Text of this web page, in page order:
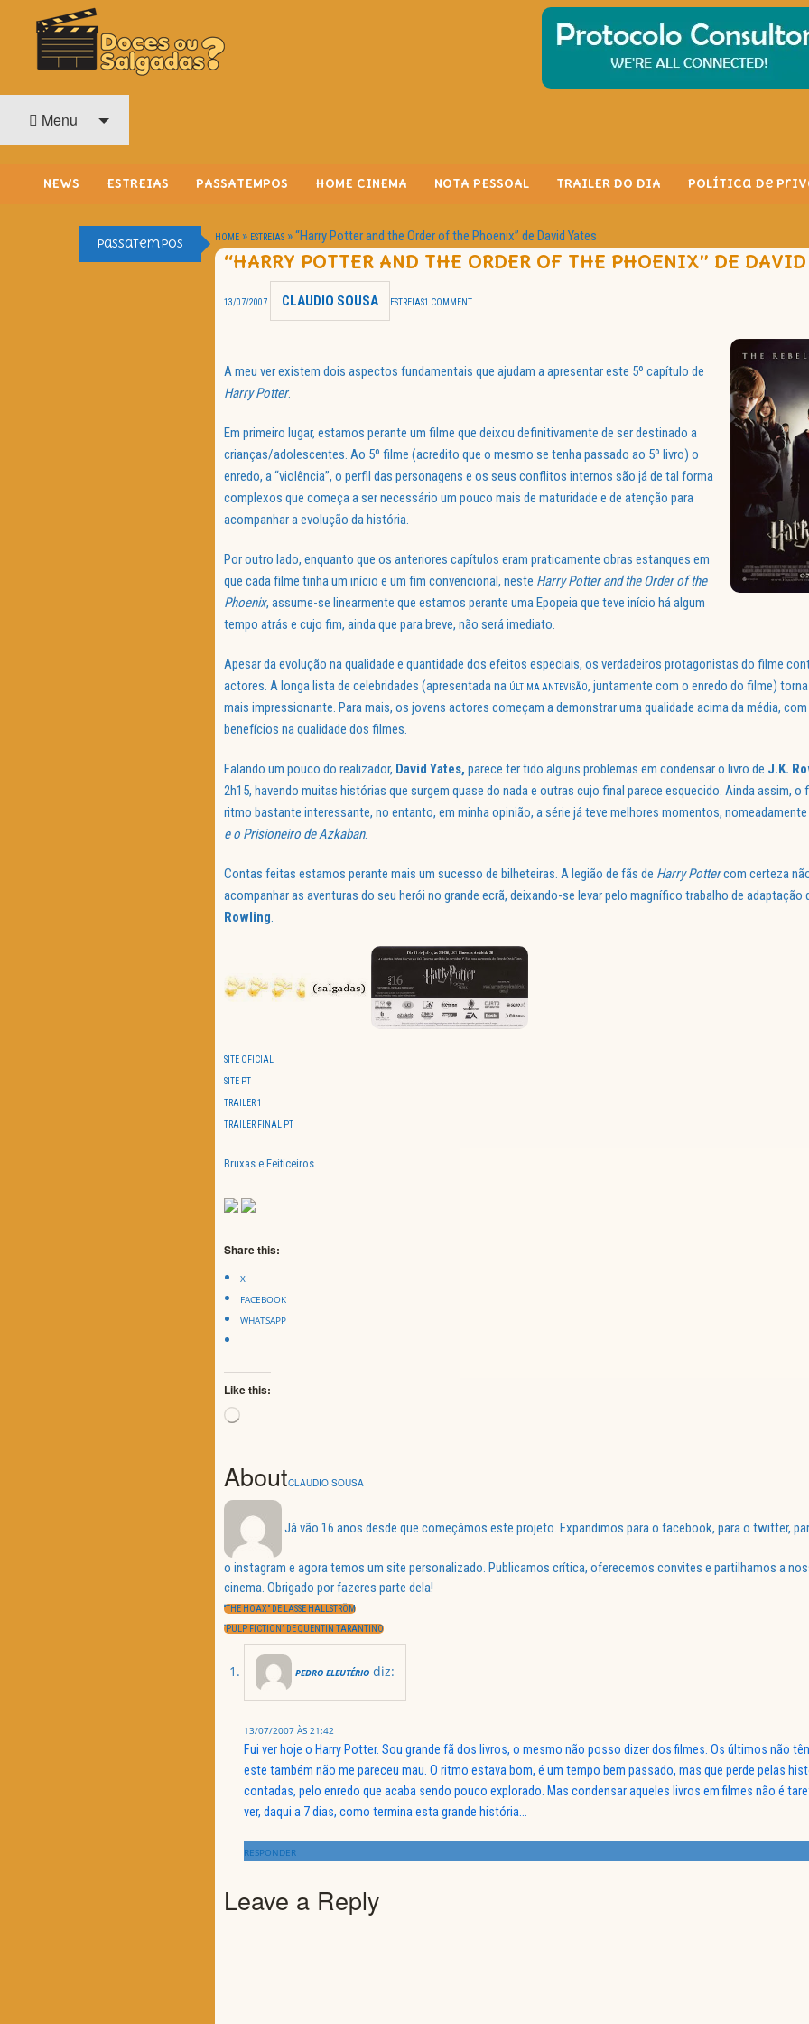
O Cinema? Uma Paixão!!
Menu
NEWS ESTREIAS PASSATEMPOS HOME CINEMA NOTA PESSOAL TRAILER DO DIA Política de
Passatempos HOME » ESTREIAS »“Harry Potter and the Order of the Phoenix” de David Yates
“HARRY POTTER AND THE ORDER OF THE PHOENIX” DE
13/07/2007 CLAUDIO SOUSA ESTREIAS1 COMMENT
A meu ver existem dois aspectos fundamentais que ajudam a apresentar este 5º capítulo de
Harry Potter.
Em primeiro lugar, estamos perante um filme que deixou definitivamente de ser destinado a
crianças/adolescentes. Ao 5º filme (acredito que o mesmo se tenha passado ao 5º livro) o
enredo, a “violência”, o perfil das personagens e os seus conflitos internos são já de tal forma
complexos que começa a ser necessário um pouco mais de maturidade e de atenção para
acompanhar a evolução da história.
Por outro lado, enquanto que os anteriores capítulos eram praticamente obras estanques em
que cada filme tinha um início e um fim convencional, neste Harry Potter and the Order of the
Phoenix, assume-se linearmente que estamos perante uma Epopeia que teve início há algum
tempo atrás e cujo fim, ainda que para breve, não será imediato.
Apesar da evolução na qualidade e quantidade dos efeitos especiais, os verdadeiros protagonistas do filme
actores. A longa lista de celebridades (apresentada na ÚLTIMA ANTEVISÃO, juntamente com o enredo do filme)
mais impressionante. Para mais, os jovens actores começam a demonstrar uma qualidade acima da média,
benefícios na qualidade dos filmes.
Falando um pouco do realizador, David Yates, parece ter tido alguns problemas em condensar o livro de J.K.
2h15, havendo muitas histórias que surgem quase do nada e outras cujo final parece esquecido. Ainda assim, o
ritmo bastante interessante, no entanto, em minha opinião, a série já teve melhores momentos,
e o Prisioneiro de Azkaban.
Contas feitas estamos perante mais um sucesso de bilheteiras. A legião de fãs de Harry Pottercom certeza
acompanhar as aventuras do seu herói no grande ecrã, deixando-se levar pelo magnífico trabalho de adaptação
Rowling.
SITE OFICIAL
SITE PT
TRAILER 1
TRAILER FINAL PT
Bruxas e Feiticeiros
Share this:
X
FACEBOOK
WHATSAPP
Like this:
Loading…
AboutCLAUDIO SOUSA
Já vão 16 anos desde que começámos este projeto. Expandimos para o facebook, para o twitter,
o instagram e agora temos um site personalizado. Publicamos crítica, oferecemos convites e partilhamos a
cinema. Obrigado por fazeres parte dela!
Navegação
de
artigos
PREVIOUS
“THE HOAX” DE LASSE HALLSTRÖM
NEXT
“PULP FICTION” DE QUENTIN TARANTINO
PEDRO ELEUTÉRIO diz:
13/07/2007 ÀS 21:42
Fui ver hoje o Harry Potter. Sou grande fã dos livros, o mesmo não posso dizer dos filmes. Os últimos não
este também não me pareceu mau. O ritmo estava bom, é um tempo bem passado, mas que perde pelas
contadas, pelo enredo que acaba sendo pouco explorado. Mas condensar aqueles livros em filmes não é
ver, daqui a 7 dias, como termina esta grande história…
RESPONDER
Leave a Reply